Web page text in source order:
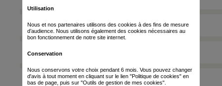
Etape 2
Etape 3
Etape 4
Utilisation
Nous et nos partenaires utilisons des cookies à des fins de mesure
d’audience. Nous utilisons également des cookies nécessaires au
bon fonctionnement de notre site internet.
Conservation
Nous conservons votre choix pendant 6 mois. Vous pouvez changer
d'avis à tout moment en cliquant sur le lien "Politique de cookies" en
bas de page, puis sur "Outils de gestion de mes cookies".